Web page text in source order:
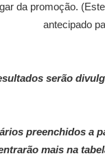
da promoção.
antecipado
serão
preenchidos a
mais na